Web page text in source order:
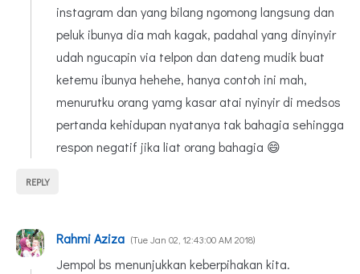
instagram dan yang bilang ngomong langsung dan
peluk ibunya dia mah kagak, padahal yang dinyinyir
udah ngucapin via telpon dan dateng mudik buat
ketemu ibunya hehehe, hanya contoh ini mah,
menurutku orang yamg kasar atai nyinyir di medsos
pertanda kehidupan nyatanya tak bahagia sehingga
respon negatif jika liat orang bahagia 😄
REPLY
Rahmi Aziza Tue Jan 02, 12:43:00 AM 2018
Jempol bs menunjukkan keberpihakan kita.